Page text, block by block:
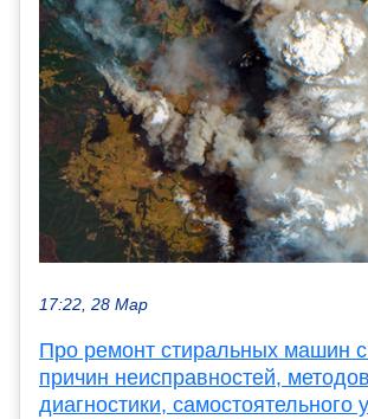
17:22, 28 Мар
Про ремонт стиральных машин
причин неисправностей, методов
диагностики, самостоятельного